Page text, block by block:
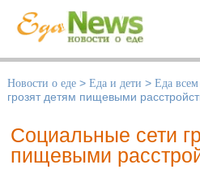
Новости о еде > Еда и дети > Еда
грозят детям пищевыми
Социальные сети
пищевыми